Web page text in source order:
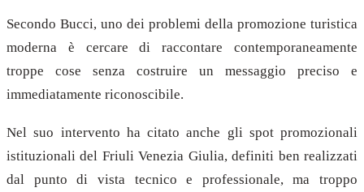
Secondo Bucci, uno dei problemi della promozione turistica
moderna è cercare di raccontare contemporaneamente
troppe cose senza costruire un messaggio preciso e
immediatamente riconoscibile.
Nel suo intervento ha citato anche gli spot promozionali
istituzionali del Friuli Venezia Giulia, definiti ben realizzati
dal punto di vista tecnico e professionale, ma troppo